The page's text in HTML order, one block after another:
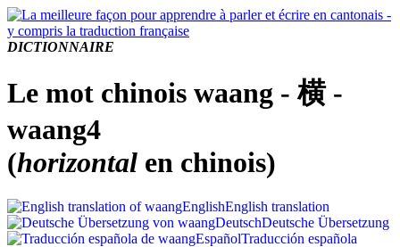
DICTIONNAIRE
Le mot chinois waang - 横 -
waang4
(horizontal en chinois)
EnglishEnglish translation
DeutschDeutsche Übersetzung
EspañolTraducción española